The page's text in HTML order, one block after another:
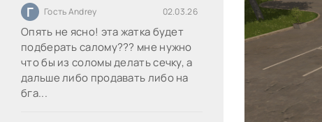
Г Гость Andrey 02.03.26
Опять не ясно! эта жатка будет
подберать салому??? мне нужно
что бы из соломы делать сечку, а
дальше либо продавать либо на
бга...